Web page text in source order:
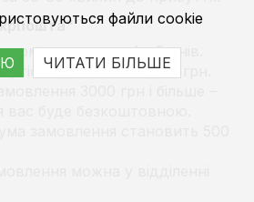
термін доставки 4 - 5 днів.
доставки від 60 грн.
файли cookie
ЧИТАТИ БІЛЬШЕ